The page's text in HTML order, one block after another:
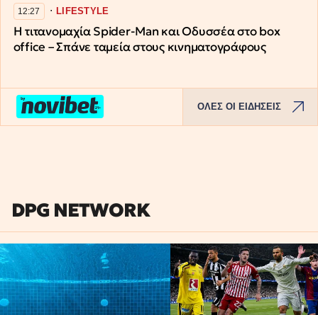
12:27 ∙LIFESTYLE
Η τιτανομαχία Spider-Man και Οδυσσέα στο box
office – Σπάνε ταμεία στους κινηματογράφους
ΟΛΕΣ ΟΙ ΕΙΔΗΣΕΙΣ
DPG NETWORK